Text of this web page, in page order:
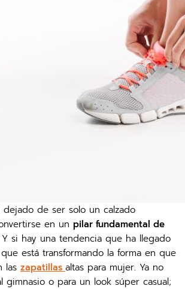
dejado de ser solo un calzado
en un pilar fundamental de
si hay una tendencia que ha llegado
está transformando la forma en que
las zapatillas altas para mujer. Ya no
gimnasio o para un look súper casual;